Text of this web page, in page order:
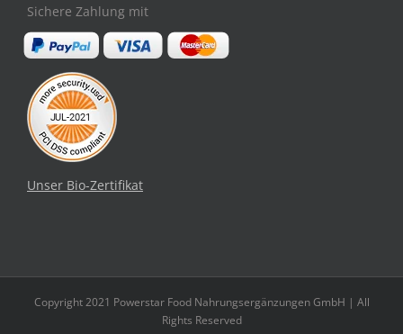
Sichere Zahlung mit
Unser Bio-Zertifikat
Copyright 2021 Powerstar Food Nahrungsergänzungen GmbH | All
Rights Reserved